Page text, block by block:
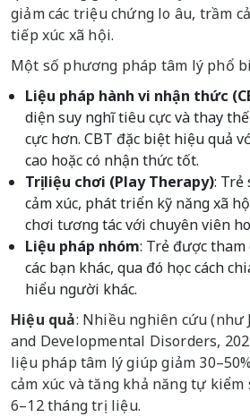
giảm các triệu chứng lo âu, trầm
tiếp xúc xã hội.
Một số phương pháp tâm lý phổ
Liệu pháp hành vi nhận thức
diện suy nghĩ tiêu cực và thay
cực hơn. CBT đặc biệt hiệu quả
cao hoặc có nhận thức tốt.
Trị liệu chơi (Play Therapy): Trẻ
cảm xúc, phát triển kỹ năng xã
chơi tương tác với chuyên viên
Liệu pháp nhóm: Trẻ được
các bạn khác, qua đó học cách
hiểu người khác.
Hiệu quả: Nhiều nghiên cứu (như
and Developmental Disorders,
liệu pháp tâm lý giúp giảm
cảm xúc và tăng khả năng tự
6–12 tháng trị liệu.